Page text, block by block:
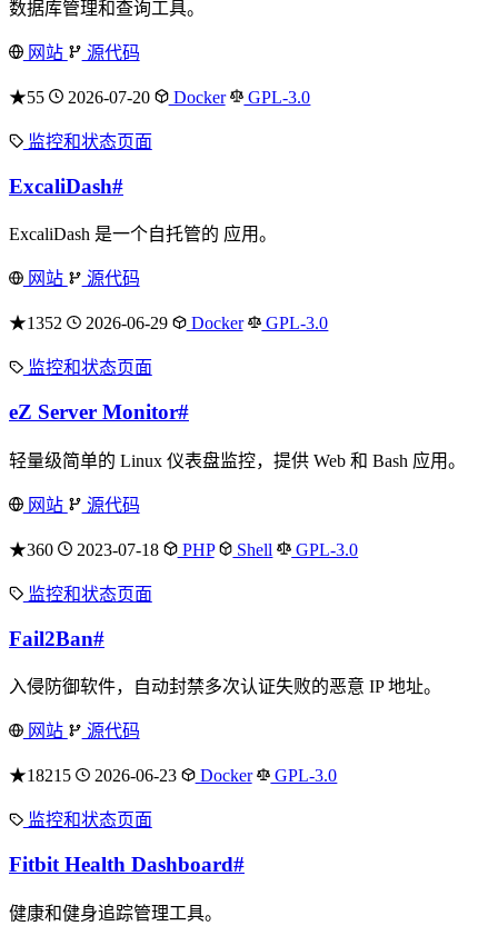
数据库管理和查询工具。
网站 源代码
★55 2026-07-20 Docker GPL-3.0
监控和状态页面
ExcaliDash#
ExcaliDash 是一个自托管的 应用。
网站 源代码
★1352 2026-06-29 Docker GPL-3.0
监控和状态页面
eZ Server Monitor#
轻量级简单的 Linux 仪表盘监控，提供 Web 和 Bash 应用。
网站 源代码
★360 2023-07-18 PHP Shell GPL-3.0
监控和状态页面
Fail2Ban#
入侵防御软件，自动封禁多次认证失败的恶意 IP 地址。
网站 源代码
★18215 2026-06-23 Docker GPL-3.0
监控和状态页面
Fitbit Health Dashboard#
健康和健身追踪管理工具。